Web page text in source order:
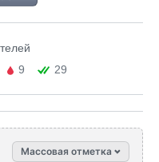
9 29
Массовая отметка